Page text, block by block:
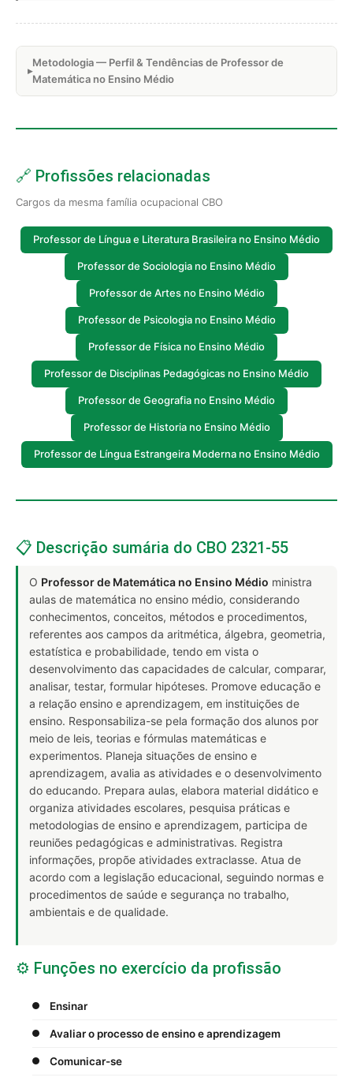
Metodologia — Perfil & Tendências de Professor de
Matemática no Ensino Médio
🔗 Profissões relacionadas
Cargos da mesma família ocupacional CBO
Professor de Língua e Literatura Brasileira no Ensino Médio
Professor de Sociologia no Ensino Médio
Professor de Artes no Ensino Médio
Professor de Psicologia no Ensino Médio
Professor de Física no Ensino Médio
Professor de Disciplinas Pedagógicas no Ensino Médio
Professor de Geografia no Ensino Médio
Professor de Historia no Ensino Médio
Professor de Língua Estrangeira Moderna no Ensino Médio
📋 Descrição sumária do CBO 2321-55
O Professor de Matemática no Ensino Médio ministra
aulas de matemática no ensino médio, considerando
conhecimentos, conceitos, métodos e procedimentos,
referentes aos campos da aritmética, álgebra, geometria,
estatística e probabilidade, tendo em vista o
desenvolvimento das capacidades de calcular, comparar,
analisar, testar, formular hipóteses. Promove educação e
a relação ensino e aprendizagem, em instituições de
ensino. Responsabiliza-se pela formação dos alunos por
meio de leis, teorias e fórmulas matemáticas e
experimentos. Planeja situações de ensino e
aprendizagem, avalia as atividades e o desenvolvimento
do educando. Prepara aulas, elabora material didático e
organiza atividades escolares, pesquisa práticas e
metodologias de ensino e aprendizagem, participa de
reuniões pedagógicas e administrativas. Registra
informações, propõe atividades extraclasse. Atua de
acordo com a legislação educacional, seguindo normas e
procedimentos de saúde e segurança no trabalho,
ambientais e de qualidade.
⚙️ Funções no exercício da profissão
Ensinar
Avaliar o processo de ensino e aprendizagem
Comunicar-se